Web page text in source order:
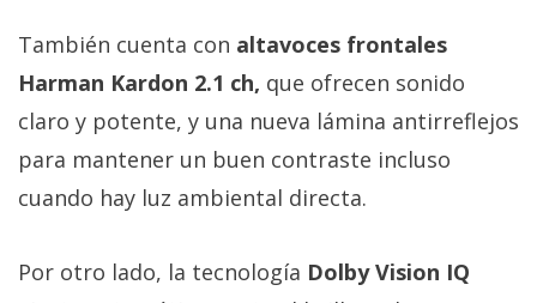
También cuenta con altavoces frontales
Harman Kardon 2.1 ch, que ofrecen sonido
claro y potente, y una nueva lámina antirreflejos
para mantener un buen contraste incluso
cuando hay luz ambiental directa.
Por otro lado, la tecnología Dolby Vision IQ